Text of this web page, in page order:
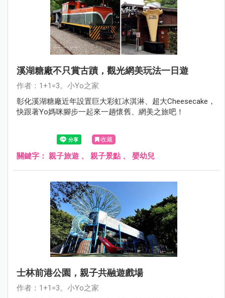
溪湖糖廠不只賞古蹟，觀光網美玩法一日遊
作者：1+1=3。小Yo之家
彰化溪湖糖廠近年設置巨大彩虹冰淇淋、超大Cheesecake，
快跟著Yo媽咪腳步一起來一趟懷舊、網美之旅吧！
收藏
關鍵字： 親子旅遊 、 親子景點 、 嬰幼兒
士林前港公園，親子共融遊戲場
作者：1+1=3。小Yo之家